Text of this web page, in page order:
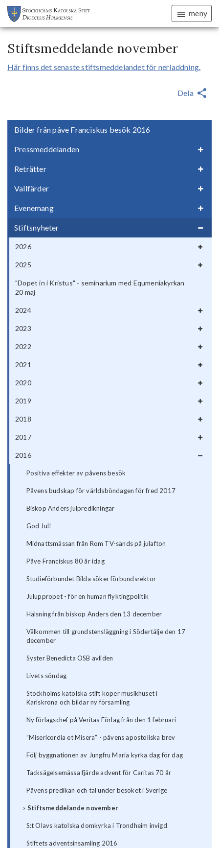
meny
Bilder från påve Franciskus besök 2016
Pressmeddelanden
Reträtter
Vallfärder
Evenemang
Stiftsnyheter
2026
2025
"Dopet in i Kristus" - seminarium med Equmeniakyrkan
20 maj
2024
2023
2022
2021
2020
2019
2018
2017
2016
Positiva effekter av påvens besök
Påvens budskap för världsböndagen för fred 2017
Biskop Anders julpredikningar
God Jul!
Midnattsmässan från Rom TV-sänds på julafton
Påve Franciskus 80 år idag
Studieförbundet Bilda söker förbundsrektor
Juluppropet - för en human flyktingpolitik
Hälsning från biskop Anders den 13 december
Välkommen till grundstensläggning i Södertälje den 17
december
Syster Benedicta OSB avliden
Livets söndag
Stockholms katolska stift köper musikhuset i
Karlskrona och bildar ny församling
Ny förlagschef på Veritas Förlag från den 1 februari
”Misericordia et Misera” - påvens apostoliska brev
Följ byggnationen av Jungfru Maria kyrka dag för dag
Tacksägelsemässa fjärde advent för Caritas 70 år
Påvens predikan och tal under besöket i Sverige
Stiftsmeddelande november
S:t Olavs katolska domkyrka i Trondheim invigd
Stiftets adventsinsamling 2016
Stiftsmeddelande november
Här finns det senaste stiftsmeddelandet för nerladdning.
Dela